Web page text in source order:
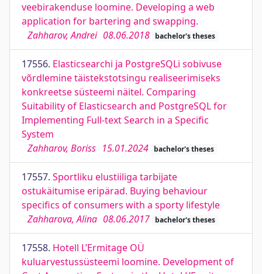
veebirakenduse loomine. Developing a web
application for bartering and swapping.
Zahharov, Andrei 08.06.2018 bachelor's theses
17556. Elasticsearchi ja PostgreSQLi sobivuse
võrdlemine täistekstotsingu realiseerimiseks
konkreetse süsteemi näitel. Comparing
Suitability of Elasticsearch and PostgreSQL for
Implementing Full-text Search in a Specific
System
Zahharov, Boriss 15.01.2024 bachelor's theses
17557. Sportliku elustiiliga tarbijate
ostukäitumise eripärad. Buying behaviour
specifics of consumers with a sporty lifestyle
Zahharova, Alina 08.06.2017 bachelor's theses
17558. Hotell L’Ermitage OÜ
kuluarvestussüsteemi loomine. Development of